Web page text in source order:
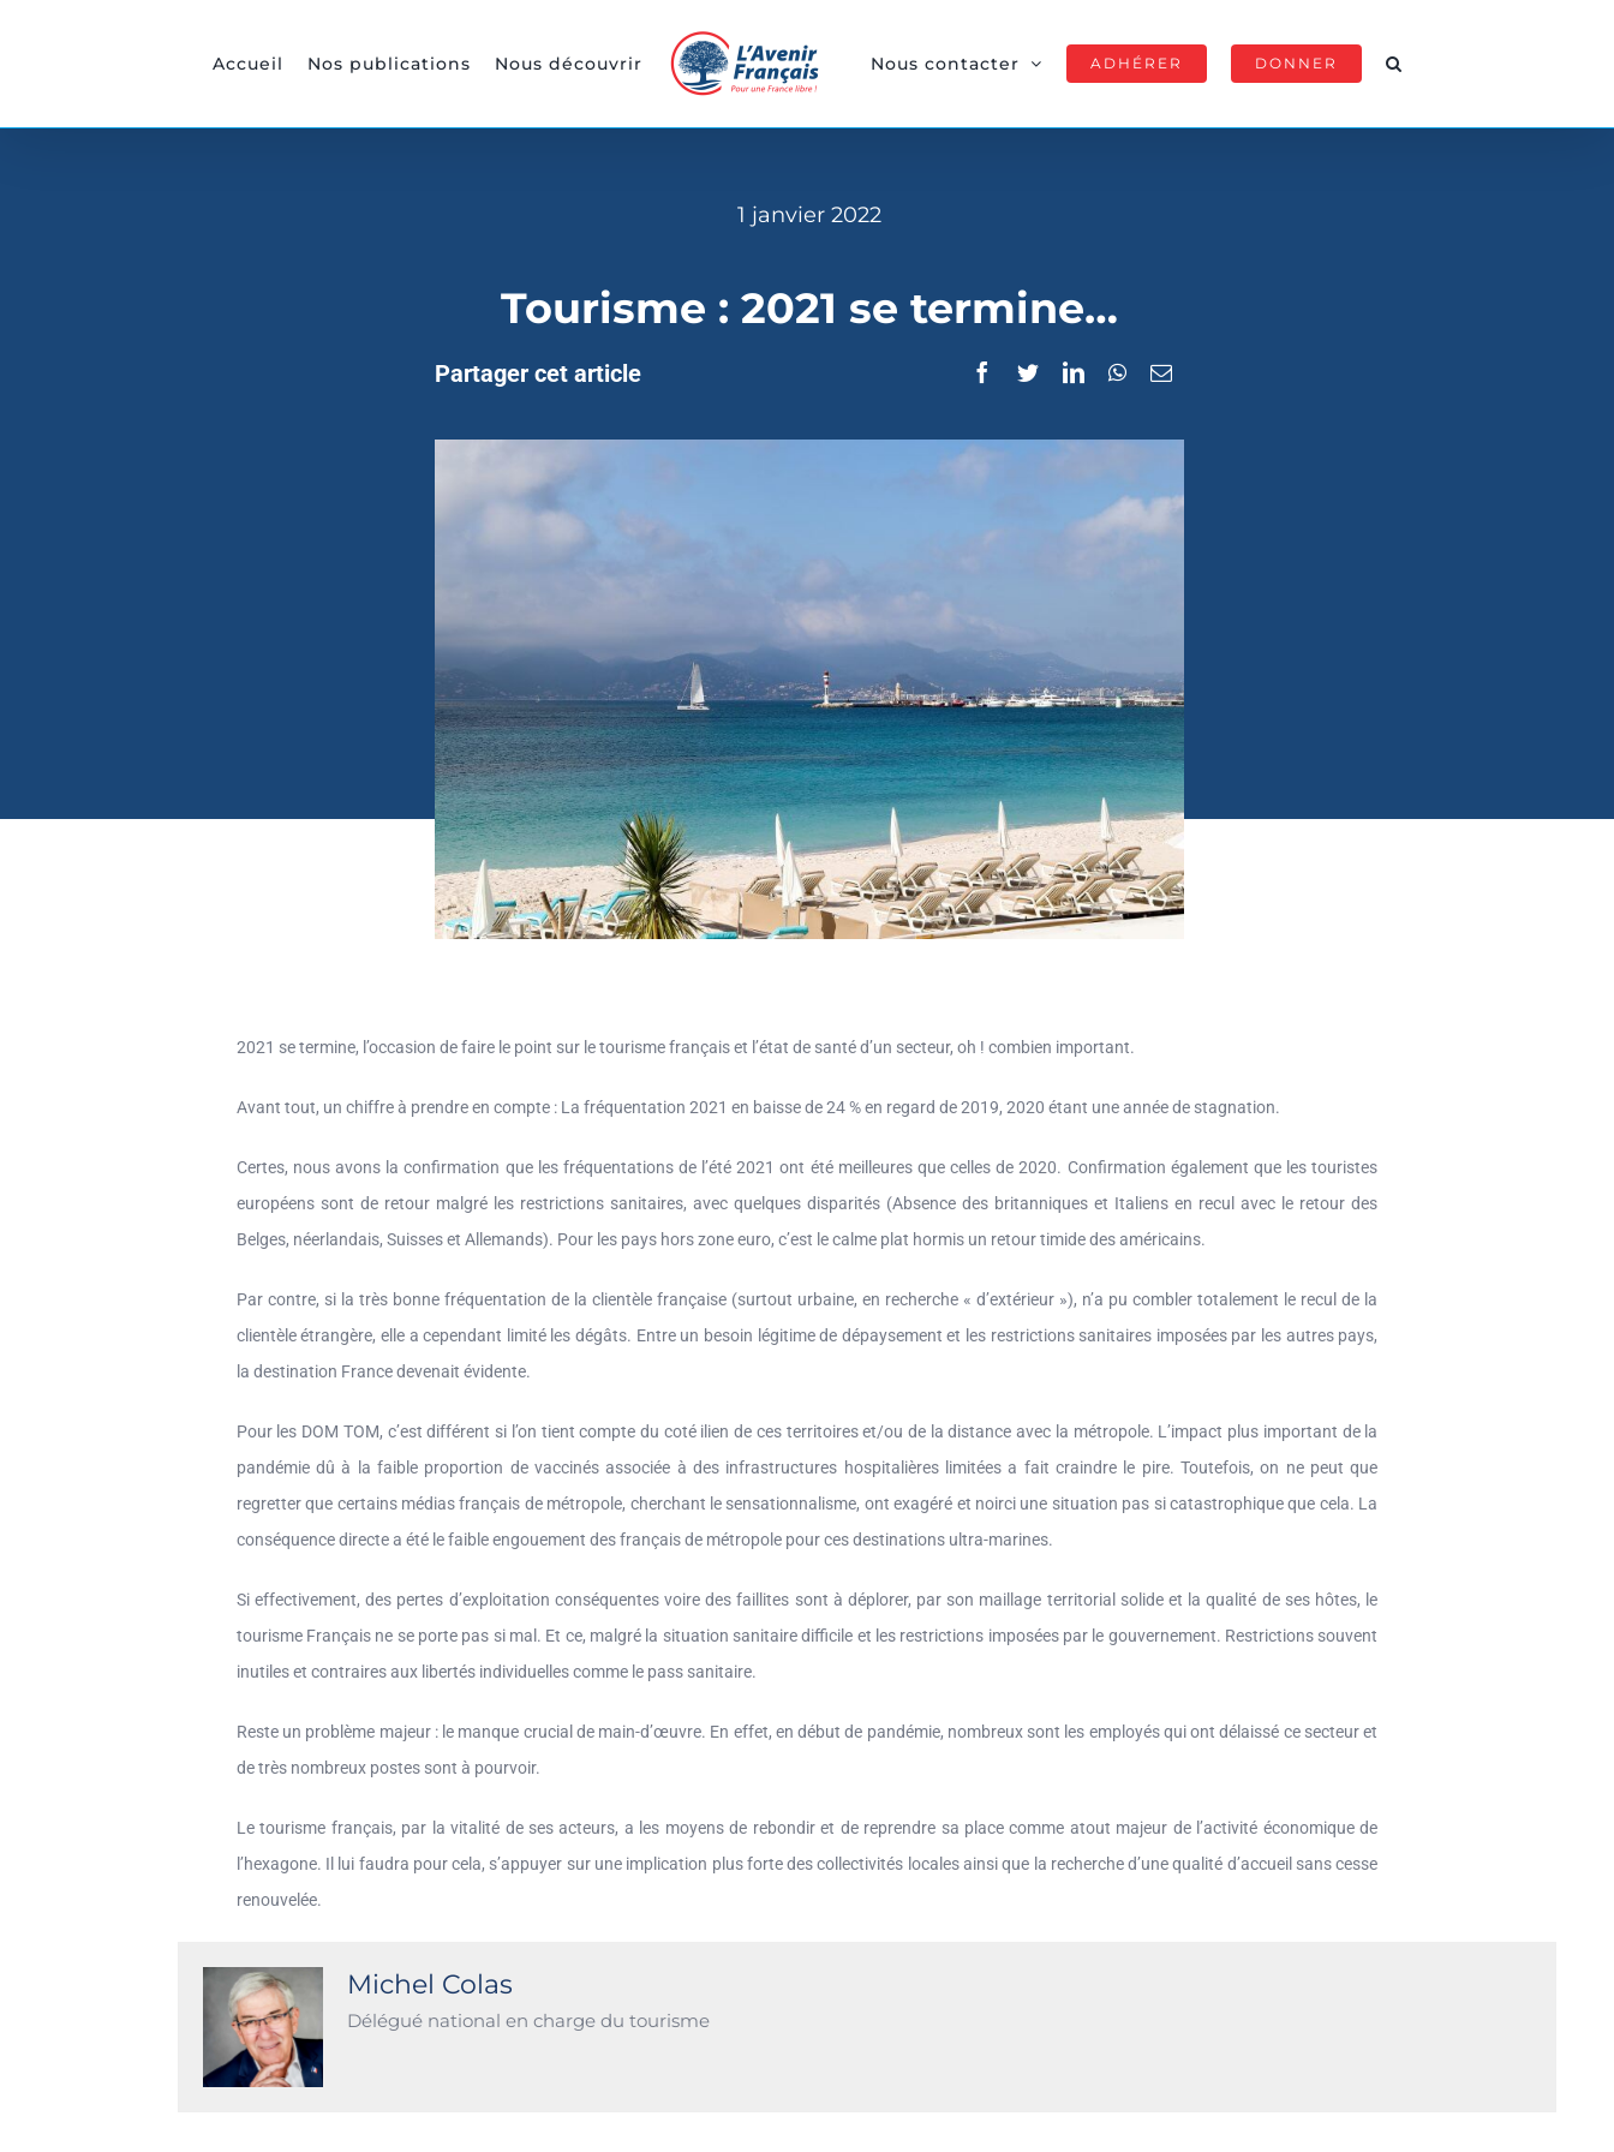
Accueil Nos publications Nous découvrir Nous contacter ADHÉRER DONNER
1 janvier 2022
Tourisme : 2021 se termine…
Partager cet article
2021 se termine, l’occasion de faire le point sur le tourisme français et l’état de santé d’un secteur, oh ! combien important.
Avant tout, un chiffre à prendre en compte : La fréquentation 2021 en baisse de 24 % en regard de 2019, 2020 étant une année de stagnation.
Certes, nous avons la confirmation que les fréquentations de l’été 2021 ont été meilleures que celles de 2020. Confirmation également que les touristes
européens sont de retour malgré les restrictions sanitaires, avec quelques disparités (Absence des britanniques et Italiens en recul avec le retour des
Belges, néerlandais, Suisses et Allemands). Pour les pays hors zone euro, c’est le calme plat hormis un retour timide des américains.
Par contre, si la très bonne fréquentation de la clientèle française (surtout urbaine, en recherche « d’extérieur »), n’a pu combler totalement le recul de la
clientèle étrangère, elle a cependant limité les dégâts. Entre un besoin légitime de dépaysement et les restrictions sanitaires imposées par les autres pays,
la destination France devenait évidente.
Pour les DOM TOM, c’est différent si l’on tient compte du coté ilien de ces territoires et/ou de la distance avec la métropole. L’impact plus important de la
pandémie dû à la faible proportion de vaccinés associée à des infrastructures hospitalières limitées a fait craindre le pire. Toutefois, on ne peut que
regretter que certains médias français de métropole, cherchant le sensationnalisme, ont exagéré et noirci une situation pas si catastrophique que cela. La
conséquence directe a été le faible engouement des français de métropole pour ces destinations ultra-marines.
Si effectivement, des pertes d’exploitation conséquentes voire des faillites sont à déplorer, par son maillage territorial solide et la qualité de ses hôtes, le
tourisme Français ne se porte pas si mal. Et ce, malgré la situation sanitaire difficile et les restrictions imposées par le gouvernement. Restrictions souvent
inutiles et contraires aux libertés individuelles comme le pass sanitaire.
Reste un problème majeur : le manque crucial de main-d’œuvre. En effet, en début de pandémie, nombreux sont les employés qui ont délaissé ce secteur et
de très nombreux postes sont à pourvoir.
Le tourisme français, par la vitalité de ses acteurs, a les moyens de rebondir et de reprendre sa place comme atout majeur de l’activité économique de
l’hexagone. Il lui faudra pour cela, s’appuyer sur une implication plus forte des collectivités locales ainsi que la recherche d’une qualité d’accueil sans cesse
renouvelée.
Michel Colas
Délégué national en charge du tourisme